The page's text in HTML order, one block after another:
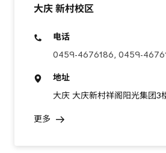
大庆 新村校区
电话
0459-4676186, 0459-
地址
大庆 大庆新村祥阁阳光集团3
更多